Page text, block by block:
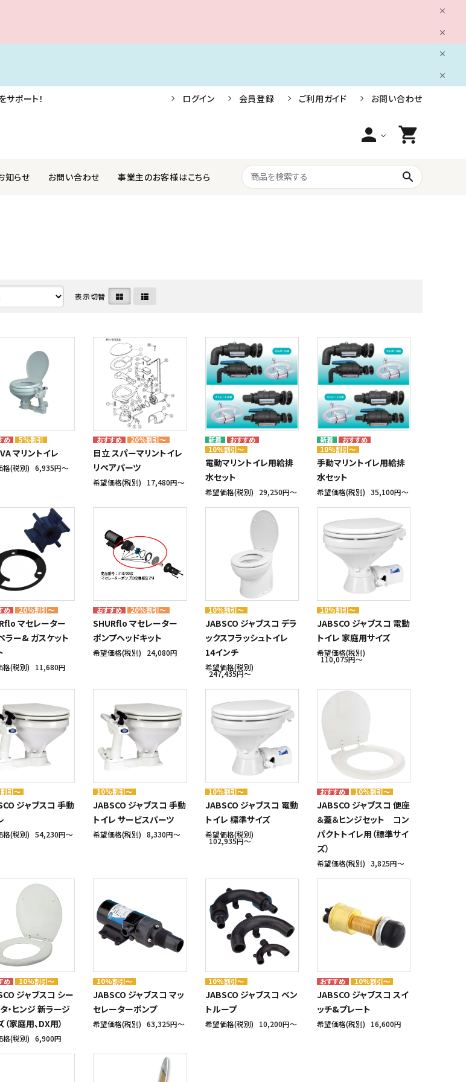
ポート！ ログイン 会員登録 ご利用ガイド お問い合わせ
person shopping_cart
メンテナンス用品・クリーナー・補修材
船 マリンインテリア・アクセサリ マリンスポーツ・マリンギア
アウトレット 船具十一屋
中国塗料株式会社
日本救命器具株式会社 株式会社ノボル電機製作所
ヤマハ発動機 マリン メーカー一覧
知らせ お問い合わせ 事業主のお客様はこちら search
表示切替
5%割引
マリントイレ
格(税別) 6,935円〜
20%割引～
日立 スパーマリントイレ
リペアパーツ
希望価格(税別) 17,480円〜
10%割引～
電動マリントイレ用給排
水セット
希望価格(税別) 29,250円〜
10%割引～
手動マリントイレ用給排
水セット
希望価格(税別) 35,100円〜
20%割引～
マセレーター
ラー& ガスケット
格(税別) 11,680円
20%割引～
SHURflo マセレーター
ポンプヘッドキット
希望価格(税別) 24,080円
10%割引～
JABSCO ジャブスコ デラ
ックスフラッシュトイレ
14インチ
希望価格(税別)
247,435円〜
10%割引～
JABSCO ジャブスコ 電動
トイレ 家庭用サイズ
希望価格(税別)
110,075円〜
引～
ジャブスコ 手動
格(税別) 54,230円〜
10%割引～
JABSCO ジャブスコ 手動
トイレ サービスパーツ
希望価格(税別) 8,330円〜
10%割引～
JABSCO ジャブスコ 電動
トイレ 標準サイズ
希望価格(税別)
102,935円〜
10%割引～
JABSCO ジャブスコ 便座
＆蓋＆ヒンジセット コン
パクトトイレ用（標準サイ
ズ）
希望価格(税別) 3,825円〜
10%割引～
ジャブスコ シー
タ・ヒンジ 新ラージ
（家庭用、DX用）
格(税別) 6,900円
10%割引～
JABSCO ジャブスコ マッ
セレーターポンプ
希望価格(税別) 63,325円〜
10%割引～
JABSCO ジャブスコ ベン
トループ
希望価格(税別) 10,200円〜
10%割引～
JABSCO ジャブスコ スイ
ッチ&プレート
希望価格(税別) 16,600円